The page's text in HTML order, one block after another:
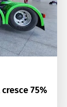
75%